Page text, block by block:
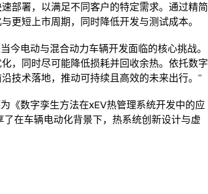
部署，以满足不同客户的特定需求。通过精简
更短上市周期，同时降低开发与测试成本。
今电动与混合动力车辆开发面临的核心挑战。
，同时尽可能降低损耗并回收余热。依托数字
技术落地，推动可持续且高效的未来出行。”
《数字孪生方法在xEV热管理系统开发中的应
在车辆电动化背景下，热系统创新设计与虚